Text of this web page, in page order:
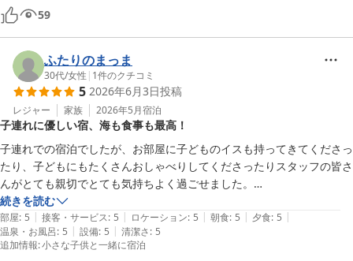
お上手なのか、タレが美味しいのか、全部なのか
◯温泉・お風呂
・リニューアルされていてキレイ
・お湯は熱め、子連れや暑がりさんは休み休み入りましょう
・露天風呂も虫やゴミなどもなくキレイ
・塩気のあるお湯で引き締まります
・リファのドライヤーがあり、初めて使いました！
◯設備
・3台の洗濯乾燥機あり、海遊び後のタオルを洗濯乾燥できて良かった
・ホテル専用のシャワー室や更衣室、干し場、蛇口ホースあり
・宿泊当日は駐車場朝から停めていいけれど、翌日はチェックアウト後
59
ふたりのまっま
30代/女性 | 1件のクチコミ
5 2026年6月3日投稿
レジャー 家族 2026年5月宿泊
子連れに優しい宿、海も食事も最高！
子連れでの宿泊でしたが、お部屋に子どものイスも持ってきてくださっ
たり、子どもにもたくさんおしゃべりしてくださったりスタッフの皆さ
んがとても親切でとても気持ちよく過ごせました。
初夏ということもあり、海辺で遊びましたが
海も綺麗で砂浜も砂がサラサラで気持ちよくて子どもも大喜び！
わたしは小さいエビに何度か足を狙われました😆
続きを読む
部屋: 5 | 接客・サービス: 5 | ロケーション: 5 | 朝食: 5 | 夕食: 5 |
温泉・お風呂: 5 | 設備: 5 | 清潔さ: 5
追加情報:小さな子供と一緒に宿泊